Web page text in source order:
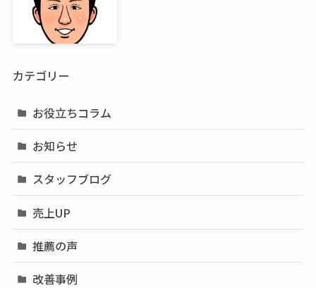
カテゴリー
お役立ちコラム
お知らせ
スタッフブログ
売上UP
推薦の声
改善事例